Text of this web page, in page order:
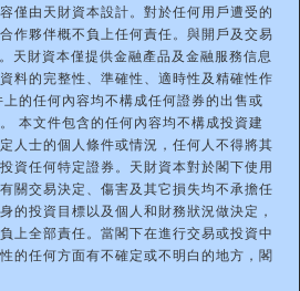
僅由天財資本設計。對於任何用戶遭受的
作夥伴概不負上任何責任。與開戶及交易
天財資本僅提供金融產品及金融服務信息
料的完整性、準確性、適時性及精確性作
的任何內容均不構成任何證券的出售或
本文件包含的任何內容均不構成投資建
人士的個人條件或情況，任何人不得將其
資任何特定證券。天財資本對於閣下使用
關交易決定、傷害及其它損失均不承擔任
的投資目標以及個人和財務狀況做決定，
上全部責任。當閣下在進行交易或投資中
的任何方面有不確定或不明白的地方，閣